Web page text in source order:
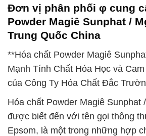
Đơn vị phân phối φ cung
Powder Magiê Sunphat /
Trung Quốc China
**Hóa chất Powder Magiê
Mạnh Tính Chất Hóa Học và
của Công Ty Hóa Chất Đắc
Hóa chất Powder Magiê Sunphat
được biết đến với tên gọi thông
Epsom, là một trong những hợp